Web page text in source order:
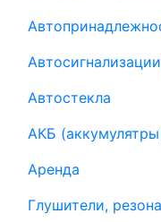
Автостекла
АКБ
Аренда
Глушители,